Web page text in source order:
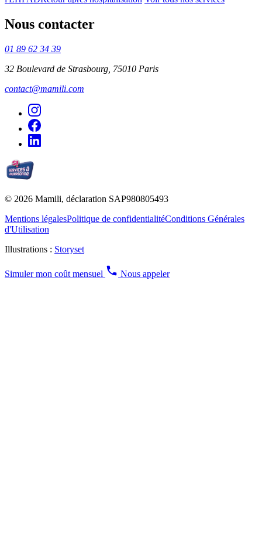
Nous contacter
01 89 62 34 39
32 Boulevard de Strasbourg, 75010 Paris
contact@mamili.com
© 2026 Mamili, déclaration SAP980805493
Mentions légalesPolitique de confidentialitéConditions Générales
d'Utilisation
Illustrations : Storyset
Simuler mon coût mensuel Nous appeler